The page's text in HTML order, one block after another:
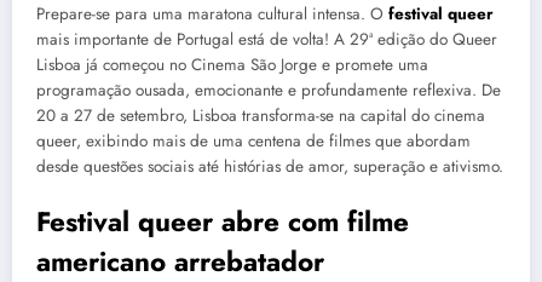
Prepare-se para uma maratona cultural intensa. O festival queer
mais importante de Portugal está de volta! A 29ª edição do Queer
Lisboa já começou no Cinema São Jorge e promete uma
programação ousada, emocionante e profundamente reflexiva. De
20 a 27 de setembro, Lisboa transforma-se na capital do cinema
queer, exibindo mais de uma centena de filmes que abordam
desde questões sociais até histórias de amor, superação e ativismo.
Festival queer abre com filme
americano arrebatador